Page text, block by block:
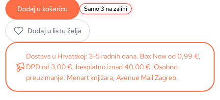
Dodaj u košaricu Samo 3 na zalihi
Dodaj u listu želja
Dostava u Hrvatskoj: 3-5 radnih dana. Box Now od 0,99 €,
DPD od 3,00 €, besplatno iznad 40,00 €. Osobno
preuzimanje: Menart knjižara, Avenue Mall Zagreb.